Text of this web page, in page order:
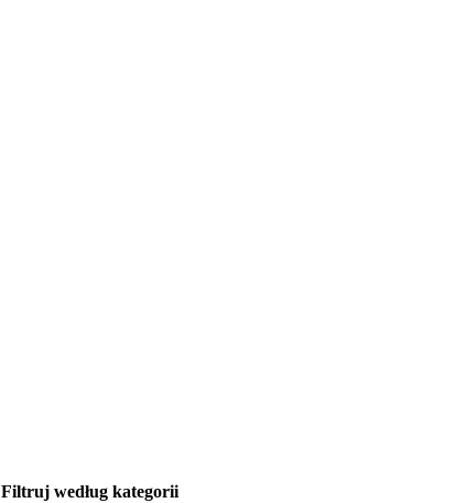
Filtruj według kategorii